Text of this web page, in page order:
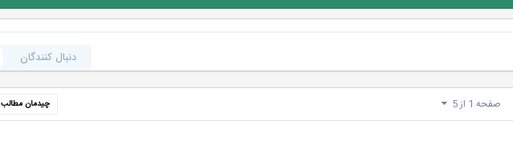
دنبال کنندگان
چیدمان مطالب صفحه 1 از 5